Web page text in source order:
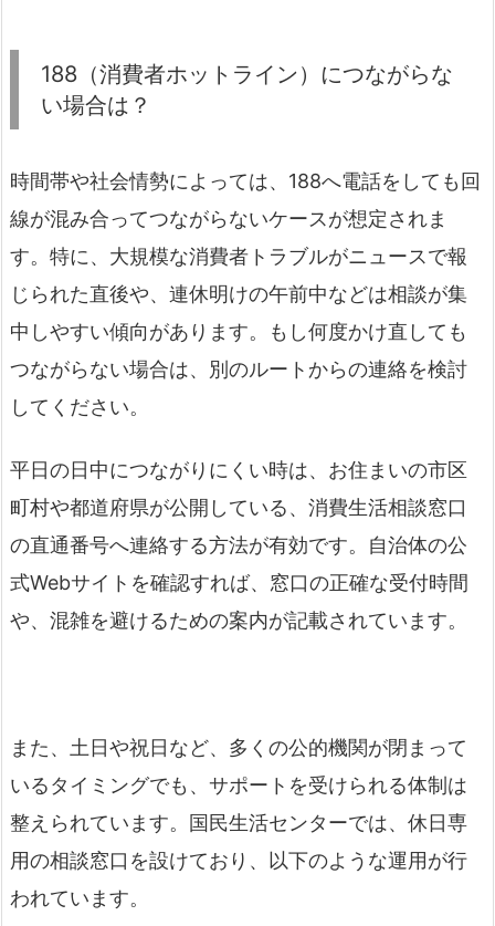
188（消費者ホットライン）につながらな
い場合は？
時間帯や社会情勢によっては、188へ電話をしても回
線が混み合ってつながらないケースが想定されま
す。特に、大規模な消費者トラブルがニュースで報
じられた直後や、連休明けの午前中などは相談が集
中しやすい傾向があります。もし何度かけ直しても
つながらない場合は、別のルートからの連絡を検討
してください。
平日の日中につながりにくい時は、お住まいの市区
町村や都道府県が公開している、消費生活相談窓口
の直通番号へ連絡する方法が有効です。自治体の公
式Webサイトを確認すれば、窓口の正確な受付時間
や、混雑を避けるための案内が記載されています。
また、土日や祝日など、多くの公的機関が閉まって
いるタイミングでも、サポートを受けられる体制は
整えられています。国民生活センターでは、休日専
用の相談窓口を設けており、以下のような運用が行
われています。